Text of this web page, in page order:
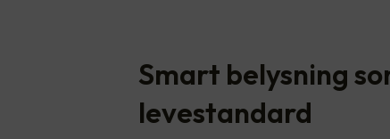
Smart belysning
levestandard